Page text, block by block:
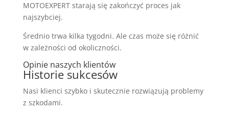
MOTOEXPERT starają się zakończyć proces jak
najszybciej.
Średnio trwa kilka tygodni. Ale czas może się różnić
w zależności od okoliczności.
Opinie naszych klientów
Historie sukcesów
Nasi klienci szybko i skutecznie rozwiązują problemy
z szkodami.